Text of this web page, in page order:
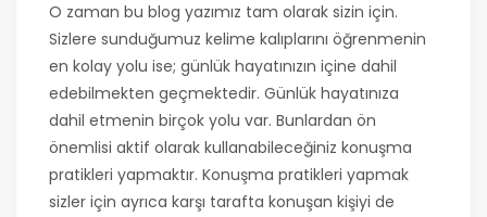
O zaman bu blog yazımız tam olarak sizin için.
Sizlere sunduğumuz kelime kalıplarını öğrenmenin
en kolay yolu ise; günlük hayatınızın içine dahil
edebilmekten geçmektedir. Günlük hayatınıza
dahil etmenin birçok yolu var. Bunlardan ön
önemlisi aktif olarak kullanabileceğiniz konuşma
pratikleri yapmaktır. Konuşma pratikleri yapmak
sizler için ayrıca karşı tarafta konuşan kişiyi de